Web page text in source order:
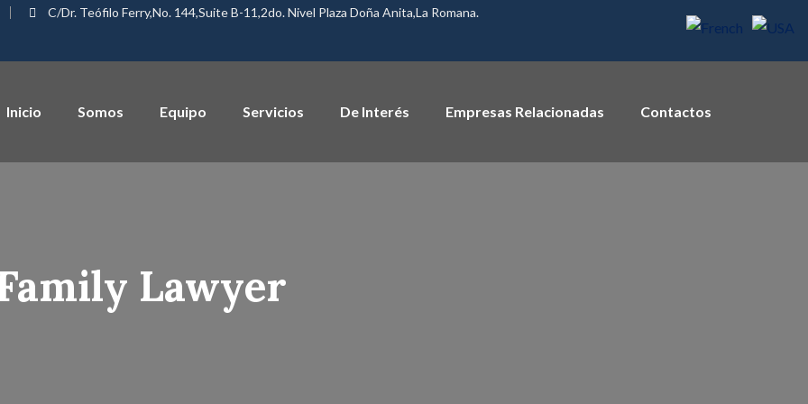
C/Dr. Teófilo Ferry,No. 144,Suite B-11,2do. Nivel Plaza Doña Anita,La Romana.
Inicio Somos Equipo Servicios De Interés Empresas Relacionadas Contactos
Lawyer